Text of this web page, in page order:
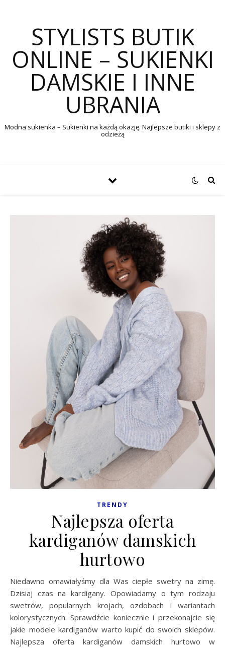
STYLISTS BUTIK
ONLINE – SUKIENKI
DAMSKIE I INNE
UBRANIA
Modna sukienka – Sukienki na każdą okazję. Najlepsze butiki i sklepy z
odzieżą
TRENDY
Najlepsza oferta
kardiganów damskich
hurtowo
Niedawno omawiałyśmy dla Was ciepłe swetry na zimę.
Dzisiaj czas na kardigany. Opowiadamy o tym rodzaju
swetrów, popularnych krojach, ozdobach i wariantach
kolorystycznych. Sprawdźcie koniecznie i przekonajcie się
jakie modele kardiganów warto kupić do swoich sklepów.
Najlepsza oferta kardiganów damskich hurtowo w